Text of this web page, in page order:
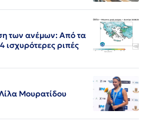
των ανέμων: Από τα
ισχυρότερες ριπές
Μουρατίδου